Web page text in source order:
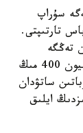
تەڭگەگە سۇراپ
تارتىپتى.
قۇنى 1 ميلليون تەڭگە
شاماسىندا ەكەن. بيىل باعاسى شارىقتاپ، 1 ميلليون 400 مىڭ
ساتۋدان
ايلىق